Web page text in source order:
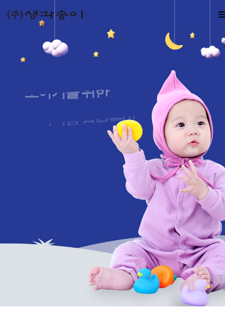
세 살때 경험한 동화의
행복함이 백 살까지
초아기를 위한
재미있는 이야기놀이와
세 살때 경험한 동화의
행복함이 백 살까지
초아기를 위한